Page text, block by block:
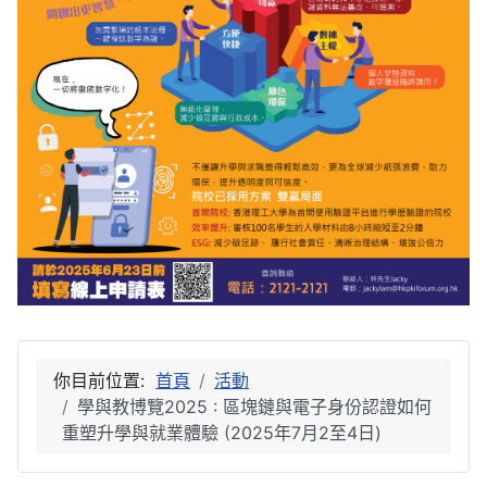
你目前位置: 首頁
活動
學與教博覽2025 : 區塊鏈與電子身份認證如何
重塑升學與就業體驗 (2025年7月2至4日)